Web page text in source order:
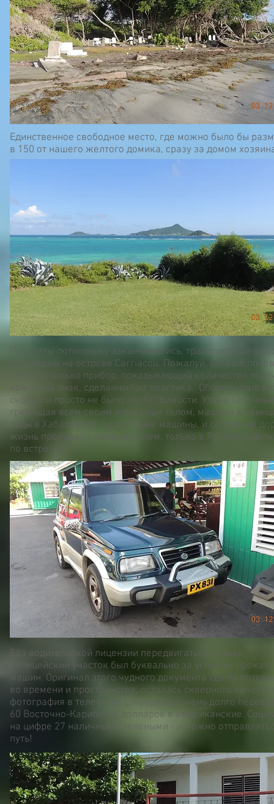
Единственное свободное место, где можно было бы
в 150 от нашего желтого домика, сразу за домом
Продукты потихоньку заканчивались, транспорт был
популярны на острове Carriacou. Пожалуй, больше
работал только прибор, показывающий количество
номерной знак, сделанный из пластика. Обороты
скорости просто не было необходимости. Узкие
гремящая всем своим железным телом, машина в
годы в Хабаровске, и состояние машины, и состояние
жизнь проездил с правым рулем, только в России и
по встречке.
Без водительской лицензии передвигаться нельзя,
полицейский участок был буквально за углом от проката
машин. Оригинал этого чудного документа где-то
во времени и пространстве, осталась скверного
фотография в телефоне. Сотрудница очень долго
60 Восточно-Карибских долларов в американские.
на цифре 27 наличными зелеными - и можно
путь!